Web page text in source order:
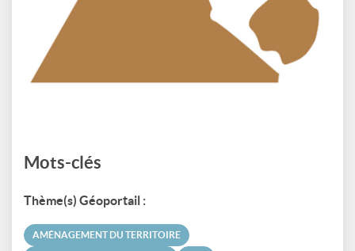
Mots-clés
Thème(s) Géoportail :
AMÉNAGEMENT DU TERRITOIRE